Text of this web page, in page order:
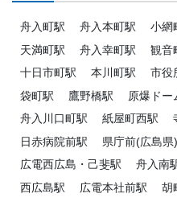
舟入町駅 舟入本町駅 小網
天満町駅
舟入幸町駅 観音
十日市町駅
本川町駅 市役
袋町駅
鷹野橋駅 原爆ドー
舟入川口町駅
紙屋町西駅
日赤病院前駅
県庁前(広島県
広電西広島・己斐駅
舟入南
西広島駅
広電本社前駅 胡